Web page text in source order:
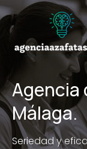
Ir
al
contenido
Agencia
Málaga.
Seriedad y